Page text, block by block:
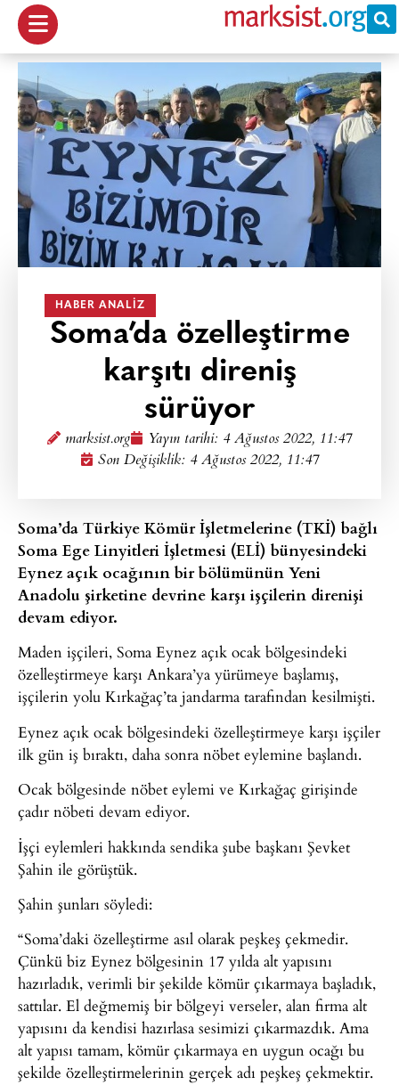
HABER ANALIZ
Soma’da özelleştirme
karşıtı direniş
sürüyor
marksist.org Yayın tarihi: 4 Ağustos 2022, 11:47
Son Değişiklik: 4 Ağustos 2022, 11:47
Soma’da Türkiye Kömür İşletmelerine (TKİ) bağlı
Soma Ege Linyitleri İşletmesi (ELİ) bünyesindeki
Eynez açık ocağının bir bölümünün Yeni
Anadolu şirketine devrine karşı işçilerin direnişi
devam ediyor.
Maden işçileri, Soma Eynez açık ocak bölgesindeki
özelleştirmeye karşı Ankara’ya yürümeye başlamış,
işçilerin yolu Kırkağaç’ta jandarma tarafından kesilmişti.
Eynez açık ocak bölgesindeki özelleştirmeye karşı işçiler
ilk gün iş bıraktı, daha sonra nöbet eylemine başlandı.
Ocak bölgesinde nöbet eylemi ve Kırkağaç girişinde
çadır nöbeti devam ediyor.
İşçi eylemleri hakkında sendika şube başkanı Şevket
Şahin ile görüştük.
Şahin şunları söyledi:
“Soma’daki özelleştirme asıl olarak peşkeş çekmedir.
Çünkü biz Eynez bölgesinin 17 yılda alt yapısını
hazırladık, verimli bir şekilde kömür çıkarmaya başladık,
sattılar. El değmemiş bir bölgeyi verseler, alan firma alt
yapısını da kendisi hazırlasa sesimizi çıkarmazdık. Ama
alt yapısı tamam, kömür çıkarmaya en uygun ocağı bu
şekilde özelleştirmelerinin gerçek adı peşkeş çekmektir.